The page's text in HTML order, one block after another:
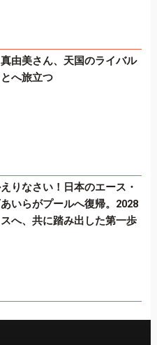
由美さん、天国のライバル
へ旅立つ
りなさい！日本のエース・
いらがプールへ復帰。2028
へ、共に踏み出した第一歩